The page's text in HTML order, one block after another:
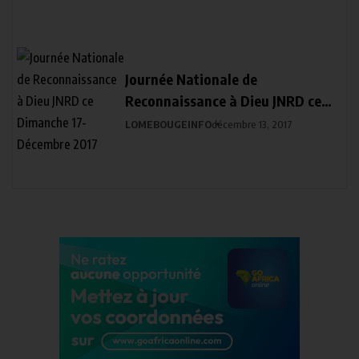
Journée Nationale de
Reconnaissance à Dieu JNRD ce
Dimanche 17- Décembre 2017
LOMEBOUGEINFOdécembre 13, 2017